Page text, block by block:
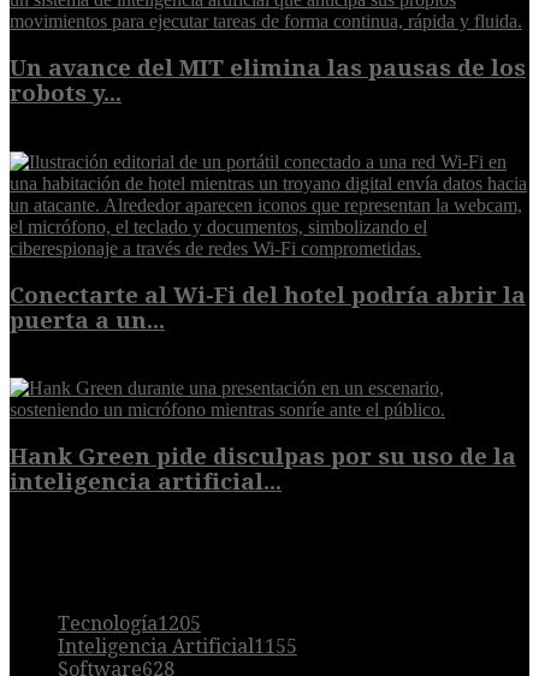
Un avance del MIT elimina las pausas de los
robots y...
Conectarte al Wi-Fi del hotel podría abrir la
puerta a un...
Hank Green pide disculpas por su uso de la
inteligencia artificial...
Tecnología1205
Inteligencia Artificial1155
Software628